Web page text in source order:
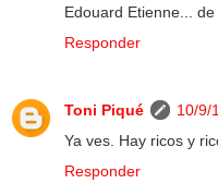
Edouard Etienne...
Responder
Toni Piqué
10/9/
Ya ves. Hay ricos y
Responder